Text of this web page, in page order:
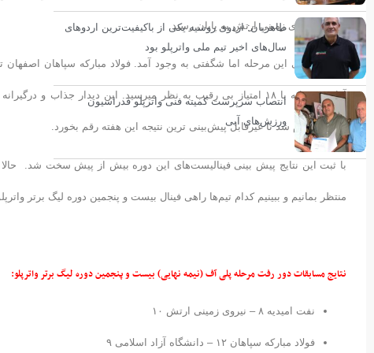
میهمان نیروی زمینی ارتش به پایان رسید.
در دیگر بازی این مرحله اما شگفتی به وجود آمد. فولاد مبارکه سپاهان
سپاهان تمام شد تا غیرقابل پیش‌بینی ترین نتیجه این هفته رقم بخورد.
منتظر بمانیم و ببینیم کدام تیم‌ها راهی فینال بیست و پنجمین دوره لیگ برتر
نتایج مسابقات دور رفت مرحله پلی آف (نیمه نهایی) بیست و پنجمین دوره لیگ برتر واترپلو:
نفت امیدیه ۸ – نیروی زمینی ارتش ۱۰
فولاد مبارکه سپاهان ۱۲ – دانشگاه آزاد اسلامی ۹
طاهریان: اردوی روسیه یکی از باکیفیت‌ترین اردوهای
سال‌های اخیر تیم ملی واترپلو بود
انتصاب سرپرست کمیته فنی واترپلو فدراسیون
ورزش‌های آبی